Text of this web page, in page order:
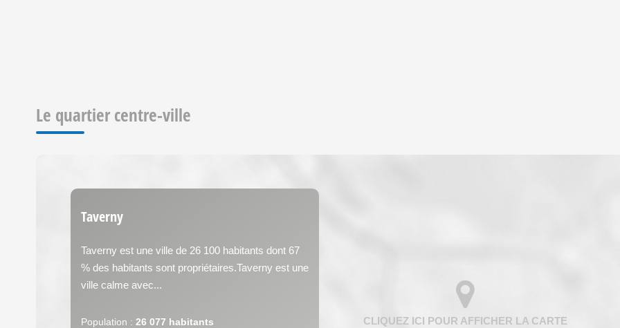
Le quartier centre-ville
Taverny
Taverny est une ville de 26 100 habitants dont 67
% des habitants sont propriétaires.Taverny est une
ville calme avec...
Population : 26 077 habitants